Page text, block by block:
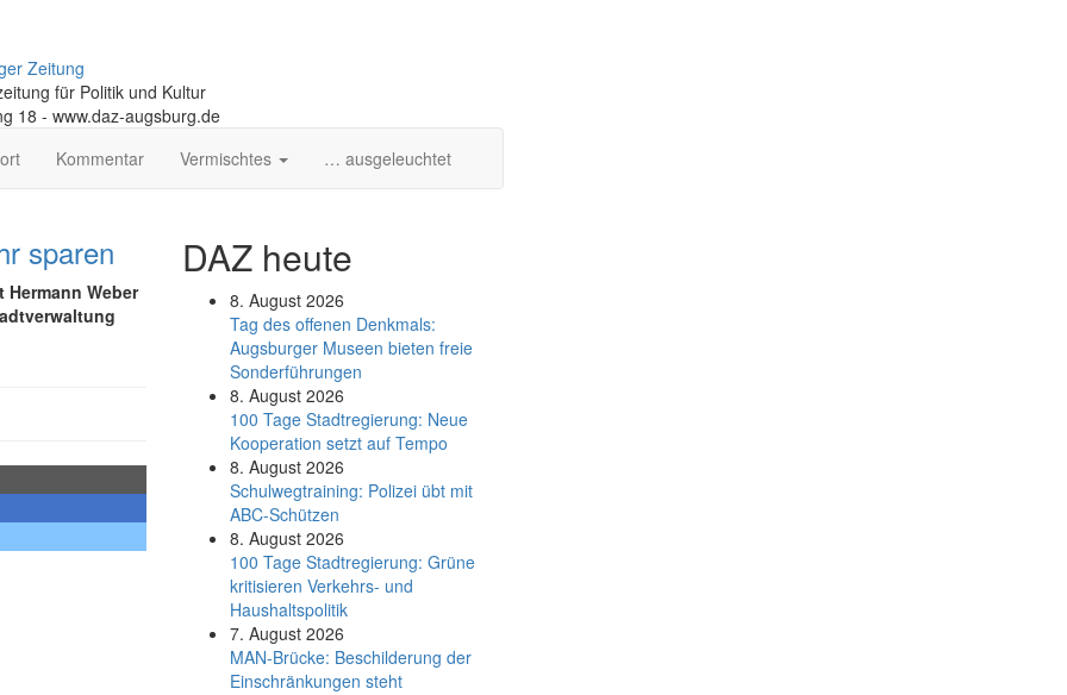
Zeitung
für Politik und Kultur
18 - www.daz-augsburg.de
Kommentar Vermischtes … ausgeleuchtet
sparen
Weber
DAZ heute
8. August 2026
Tag des offenen Denkmals:
Augsburger Museen bieten freie
Sonderführungen
8. August 2026
100 Tage Stadtregierung: Neue
Kooperation setzt auf Tempo
8. August 2026
Schul­weg­trai­ning: Poli­zei übt mit
ABC-Schüt­zen
8. August 2026
100 Tage Stadtregierung: Grüne
kritisieren Verkehrs- und
Haushaltspolitik
7. August 2026
MAN-Brücke: Beschilderung der
Einschränkungen steht